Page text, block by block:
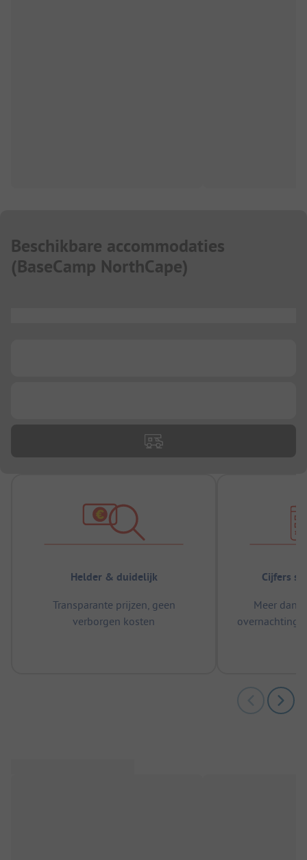
Beschikbare accommodaties
(BaseCamp NorthCape)
Helder & duidelijk
Transparante prijzen, geen
verborgen kosten
Cijfers
Meer dan